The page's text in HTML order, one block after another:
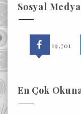
Sosyal
19,701
En Çok